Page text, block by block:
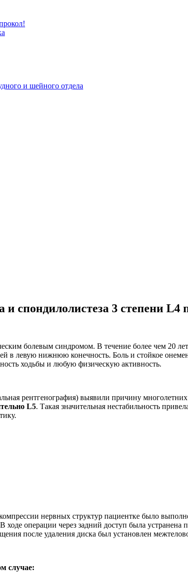
и шейного отдела
спондилолистеза 3 степени L4
болевым синдромом. В течение более чем 20
в левую нижнюю конечность. Боль и стойкое
ходьбы и любую физическую активность.
рентгенография) выявили причину
L5. Такая значительная нестабильность
нервных структур пациентке было
ходе операции через задний доступ была устранена
после удаления диска был установлен
случае: